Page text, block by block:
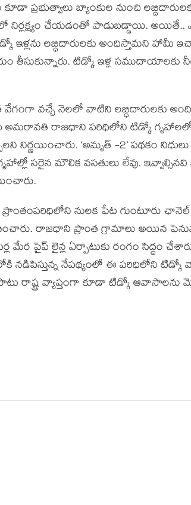
ప్ర‌భుత్వాలు బ్యాంకుల నుంచి
చేయ‌డంతో పాడుబ‌డ్డాయి. అయితే..
ఇళ్ల‌ను ల‌బ్ధిదారుల‌కు అందిస్తామ‌ని
తీసుకున్నారు. టిడ్కో ఇళ్ల
వ‌చ్చే నెలలో వాటిని ల‌బ్ధిదారుల‌కు
అమరావతి రాజధాని పరిధిలోని టిడ్కో గృహాలలో
నిర్ణ‌యించారు. ‘అమృత్ -2’ ప‌థ‌కం నిధులు
స‌రైన మౌలిక వ‌స‌తులు లేవు.
నులక పేట గుంటూరు ఛానెల్
రాజధాని ప్రాంత గ్రామాలు అయిన
మేర పైప్ లైన్ల ఏర్పాటుకు రంగం సిద్ధం
నడిపిస్తున్న నేప‌థ్యంలో ఈ ప‌రిధిలోని టిడ్కో
రాష్ట్ర వ్యాప్తంగా కూడా టిడ్కో ఆవాసాల‌ను